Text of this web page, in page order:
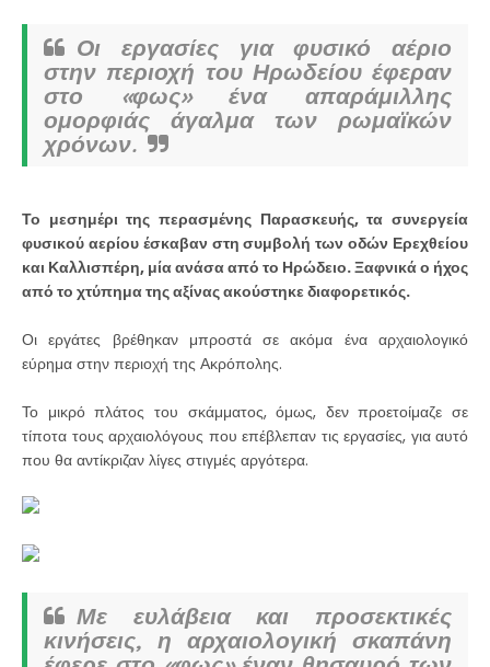
Οι εργασίες για φυσικό αέριο
στην περιοχή του Ηρωδείου έφεραν
στο «φως» ένα απαράμιλλης
ομορφιάς άγαλμα των ρωμαϊκών
χρόνων.
Το μεσημέρι της περασμένης Παρασκευής, τα συνεργεία
φυσικού αερίου έσκαβαν στη συμβολή των οδών Ερεχθείου
και Καλλισπέρη, μία ανάσα από το Ηρώδειο. Ξαφνικά ο ήχος
από το χτύπημα της αξίνας ακούστηκε διαφορετικός.
Οι εργάτες βρέθηκαν μπροστά σε ακόμα ένα αρχαιολογικό
εύρημα στην περιοχή της Ακρόπολης.
Το μικρό πλάτος του σκάμματος, όμως, δεν προετοίμαζε σε
τίποτα τους αρχαιολόγους που επέβλεπαν τις εργασίες, για αυτό
που θα αντίκριζαν λίγες στιγμές αργότερα.
Με ευλάβεια και προσεκτικές
κινήσεις, η αρχαιολογική σκαπάνη